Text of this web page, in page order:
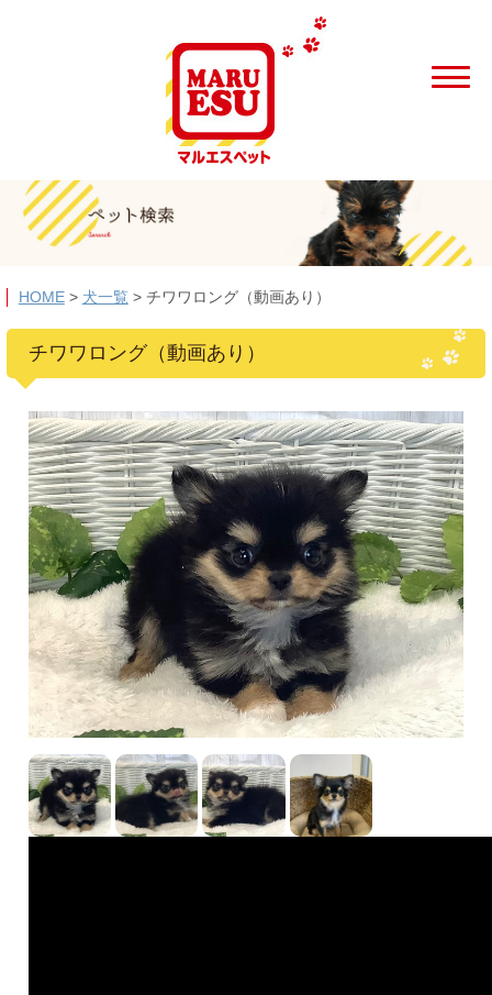
HOME> 犬一覧 > チワワロング（動画あり）
チワワロング（動画あり）